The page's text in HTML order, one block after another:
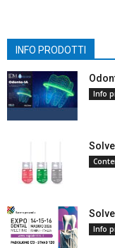
INFO PRODOTTI
Info
Info